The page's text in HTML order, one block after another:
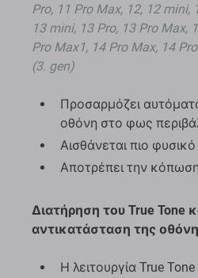
Pro, 11 Pro Max, 12, 12 mini,
13 mini, 13 Pro, 13 Pro Max,
Pro Max1, 14 Pro Max, 14
(3. gen)
Προσαρμόζει
οθόνη στο φως
Αισθάνεται πιο
Αποτρέπει την
Διατήρηση του True Tone
αντικατάσταση της
Η λειτουργία True